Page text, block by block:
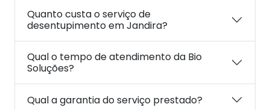
Quanto custa o serviço de
desentupimento em Jandira?
Qual o tempo de atendimento da Bio
Soluções?
Qual a garantia do serviço prestado?